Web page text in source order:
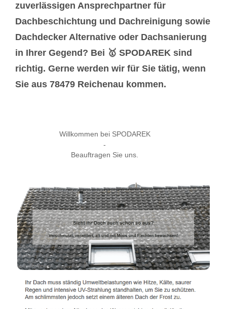
zuverlässigen Ansprechpartner für
Dachbeschichtung und Dachreinigung sowie
Dachdecker Alternative oder Dachsanierung
in Ihrer Gegend? Bei 🥇 SPODAREK sind
richtig. Gerne werden wir für Sie tätig, wenn
Sie aus 78479 Reichenau kommen.
Willkommen bei SPODAREK
-
Beauftragen Sie uns.